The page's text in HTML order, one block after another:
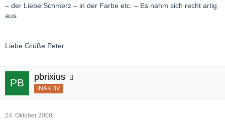
– der Liebe Schmerz – in der Farbe etc. – Es nahm sich recht artig
aus.
Liebe Grüße Peter
pbrixius
INAKTIV
24. Oktober 2008